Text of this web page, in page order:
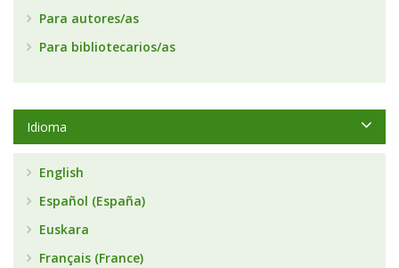
Para autores/as
Para bibliotecarios/as
Idioma
English
Español (España)
Euskara
Français (France)